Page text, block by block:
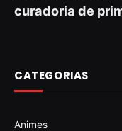
curadoria de
CATEGORIAS
Animes